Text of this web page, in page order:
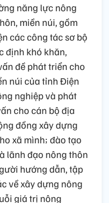
năng lực nông
miền núi, gồm
các công tác sơ bộ
định khó khăn,
đề phát triển cho
núi của tỉnh Điện
nghiệp và phát
cho cán bộ địa
đồng xây dựng
xã mình; đào tạo
lãnh đạo nông thôn
hướng dẫn, tập
về xây dựng nông
giá trị nông